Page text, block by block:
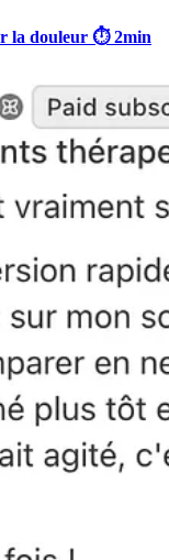
la douleur ⏱️ 2min